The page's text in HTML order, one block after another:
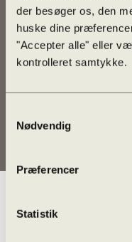
der besøger os, den
huske dine
"Accepter alle" eller
kontrolleret samtykke.
Nødvendig
Præferencer
Statistik